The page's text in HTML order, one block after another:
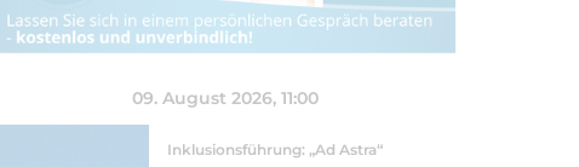
09. August 2026, 11:00
Inklusionsführung: „Ad Astra“